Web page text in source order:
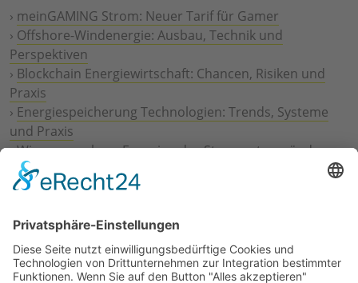
› meinGAMING Strom: Neuer Tarif für Gamer
› Offshore-Windenergie: Ausbau, Technik und
Perspektiven
› Blockchain Energiewirtschaft: Chancen, Risiken und
Praxis
› Energiespeicherung Technologien: Trends, Systeme
und Praxis
›Wie erneuerbare Energien das Stromnetz verändern
Digitalisierung Energiewirtschaft: Effizienz, Netze und
Prozesse
Geschäftsmodelle
›Vorstandswechsel Westenergie: Böddeling übernimmt
befristet